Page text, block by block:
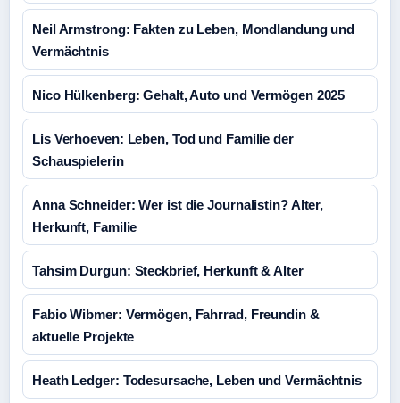
Neil Armstrong: Fakten zu Leben, Mondlandung und
Vermächtnis
Nico Hülkenberg: Gehalt, Auto und Vermögen 2025
Lis Verhoeven: Leben, Tod und Familie der
Schauspielerin
Anna Schneider: Wer ist die Journalistin? Alter,
Herkunft, Familie
Tahsim Durgun: Steckbrief, Herkunft & Alter
Fabio Wibmer: Vermögen, Fahrrad, Freundin &
aktuelle Projekte
Heath Ledger: Todesursache, Leben und Vermächtnis